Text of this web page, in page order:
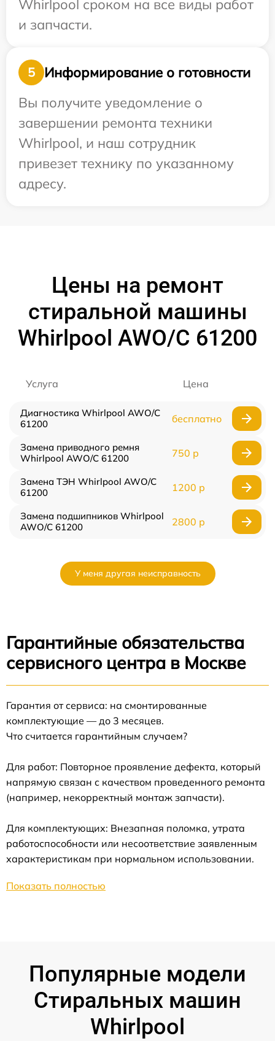
Whirlpool сроком на все виды работ
и запчасти.
5
Информирование о готовности
Вы получите уведомление о
завершении ремонта техники
Whirlpool, и наш сотрудник
привезет технику по указанному
адресу.
Цены на ремонт
стиральной машины
Whirlpool AWO/С 61200
Услуга Цена
Диагностика Whirlpool AWO/С
61200
бесплатно
Замена приводного ремня
Whirlpool AWO/С 61200
750 р
Замена ТЭН Whirlpool AWO/С
61200
1200 р
Замена подшипников Whirlpool
AWO/С 61200
2800 р
У меня другая неисправность
Гарантийные обязательства
сервисного центра в Москве
Гарантия от сервиса: на смонтированные
комплектующие — до 3 месяцев.
Что считается гарантийным случаем?
Для работ: Повторное проявление дефекта, который
напрямую связан с качеством проведенного ремонта
(например, некорректный монтаж запчасти).
Для комплектующих: Внезапная поломка, утрата
работоспособности или несоответствие заявленным
характеристикам при нормальном использовании.
Показать полностью
Популярные модели
Стиральных машин
Whirlpool